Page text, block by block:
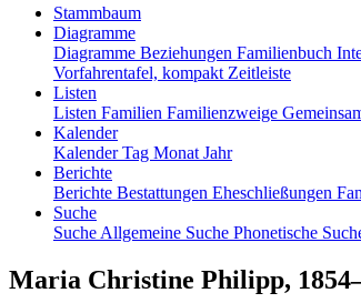
Stammbaum
Diagramme
Diagramme Beziehungen Familienbuch
Vorfahrentafel, kompakt Zeitleiste
Listen
Listen Familien Familienzweige
Kalender
KalenderTag Monat Jahr
Berichte
Berichte Bestattungen Eheschließungen
Suche
Suche Allgemeine Suche Phonetische
Maria Christine Philipp, 1854